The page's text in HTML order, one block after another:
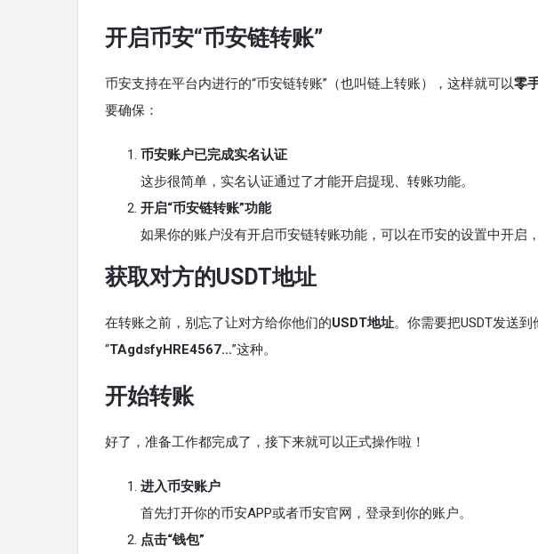
开启币安“币安链转账”
币安支持在平台内进行的“币安链转账”（也叫链上转账），这样就可以零
要确保：
币安账户已完成实名认证
这步很简单，实名认证通过了才能开启提现、转账功能。
开启“币安链转账”功能
如果你的账户没有开启币安链转账功能，可以在币安的设置中开启
获取对方的USDT地址
在转账之前，别忘了让对方给你他们的USDT地址。你需要把USDT发送
“TAgdsfyHRE4567…”这种。
开始转账
好了，准备工作都完成了，接下来就可以正式操作啦！
进入币安账户
首先打开你的币安APP或者币安官网，登录到你的账户。
点击“钱包”